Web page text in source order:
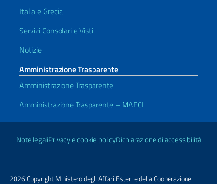
Italia e Grecia
Servizi Consolari e Visti
Notizie
Amministrazione Trasparente
Amministrazione Trasparente
Amministrazione Trasparente – MAECI
Link Utili
Note legaliPrivacy e cookie policyDichiarazione di accessibilità
2026 Copyright Ministero degli Affari Esteri e della Cooperazione